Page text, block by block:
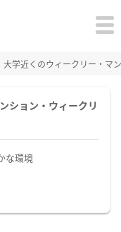
大学近くのウィークリー・マ
ション・ウィークリ
な環境